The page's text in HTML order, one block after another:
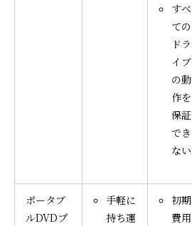
すべ
ての
ドラ
イブ
の動
作を
保証
でき
ない
ポータブ
ルDVDプ
手軽に
持ち運
初期
費用